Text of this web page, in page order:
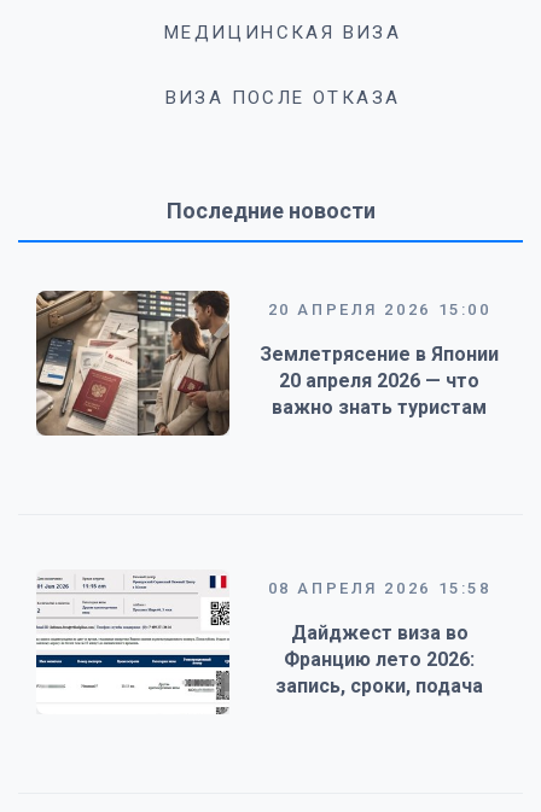
МЕДИЦИНСКАЯ ВИЗА
ВИЗА ПОСЛЕ ОТКАЗА
Последние новости
20 АПРЕЛЯ 2026 15:00
Землетрясение в Японии
20 апреля 2026 — что
важно знать туристам
08 АПРЕЛЯ 2026 15:58
Дайджест виза во
Францию лето 2026:
запись, сроки, подача